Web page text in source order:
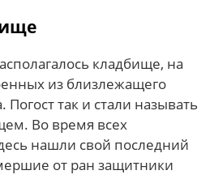
кладбище, на
из близлежащего
так и стали называть
Во время всех
нашли свой последний
от ран защитники